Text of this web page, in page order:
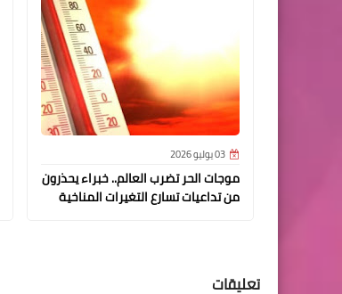
03 يوليو 2026
موجات الحر تضرب العالم.. خبراء يحذرون
من تداعيات تسارع التغيرات المناخية
تعليقات